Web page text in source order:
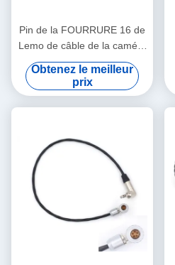
Pin de la FOURRURE 16 de
Lemo de câble de la caméra
EVF d'Arri Alexa au câble de
viseur de Pin de FGG 16
Obtenez le meilleur
prix